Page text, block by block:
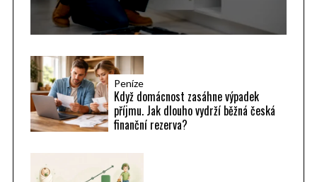
Peníze
Když domácnost zasáhne výpadek
příjmu. Jak dlouho vydrží běžná česká
finanční rezerva?